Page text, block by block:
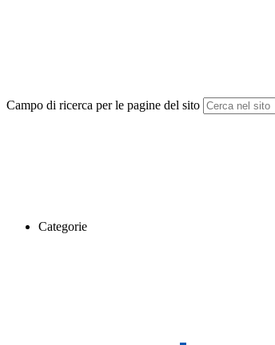
Campo di ricerca per le pagine del sito
Categorie